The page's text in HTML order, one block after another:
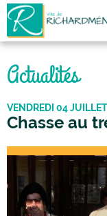
Actualités
VENDREDI 04
Chasse au